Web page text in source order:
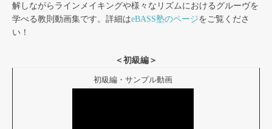
解しながらラインメイキングや様々なリズムにおけるグルーヴを
学べる教則動画集です。詳細はeBASS塾のページをご覧くださ
い！
＜初級編＞
初級編・サンプル動画